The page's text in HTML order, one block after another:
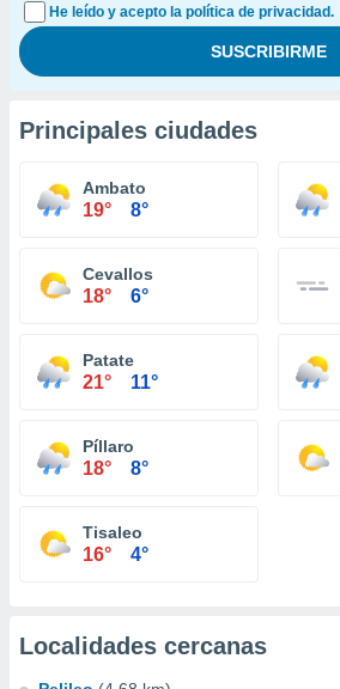
He leído y acepto la política de privacidad.
Principales ciudades
Ambato
19° 8°
Cevallos
18° 6°
Patate
21° 11°
Píllaro
18° 8°
Tisaleo
16° 4°
Localidades cercanas